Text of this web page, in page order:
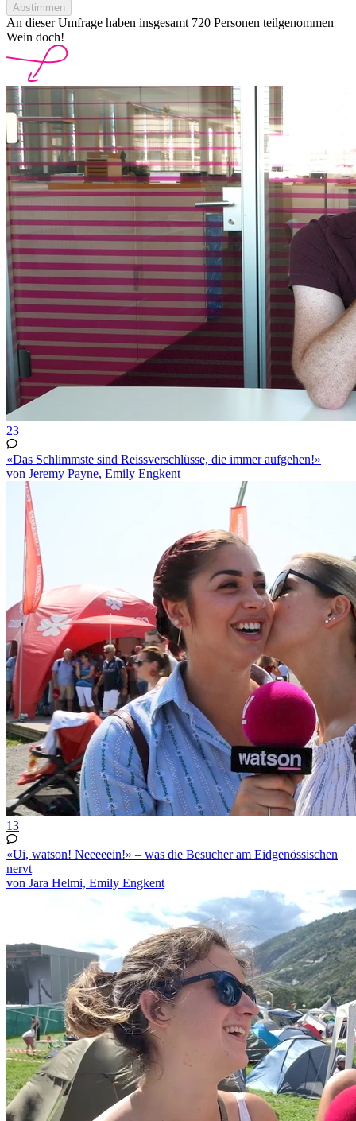
Abstimmen
An dieser Umfrage haben insgesamt 720 Personen teilgenommen
Wein doch!
23
«Das Schlimmste sind Reissverschlüsse, die immer aufgehen!»
von Jeremy Payne, Emily Engkent
13
«Ui, watson! Neeeeein!» – was die Besucher am Eidgenössischen
nervt
von Jara Helmi, Emily Engkent